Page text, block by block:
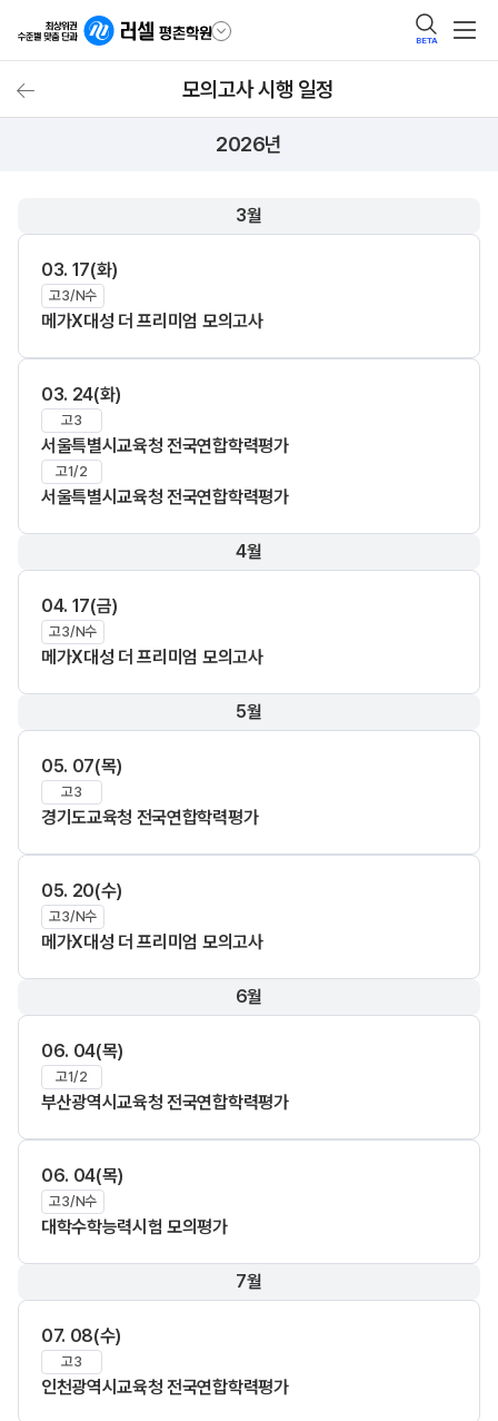
BETA
모의고사 시행 일정
모의고사 시행 일정
2026년
3월
03. 17(화)
고3/N수
메가X대성 더 프리미엄 모의고사
03. 24(화)
고3
서울특별시교육청 전국연합학력평가
고1/2
서울특별시교육청 전국연합학력평가
4월
04. 17(금)
고3/N수
메가X대성 더 프리미엄 모의고사
5월
05. 07(목)
고3
경기도교육청 전국연합학력평가
05. 20(수)
고3/N수
메가X대성 더 프리미엄 모의고사
6월
06. 04(목)
고1/2
부산광역시교육청 전국연합학력평가
06. 04(목)
고3/N수
대학수학능력시험 모의평가
7월
07. 08(수)
고3
인천광역시교육청 전국연합학력평가